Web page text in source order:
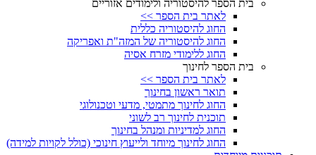
בית הספר להיסטוריה ולימודים אזוריים
לאתר בית הספר >>
החוג להיסטוריה כללית
החוג להיסטוריה של המזה"ת ואפריקה
החוג ללימודי מזרח אסיה
בית הספר לחינוך
לאתר בית הספר >>
תואר ראשון בחינוך
החוג לחינוך מתמטי, מדעי וטכנולוגי
תוכנית לחינוך רב לשוני
החוג למדיניות ומנהל בחינוך
החוג לחינוך מיוחד ולייעוץ חינוכי (כולל לקויות למידה)